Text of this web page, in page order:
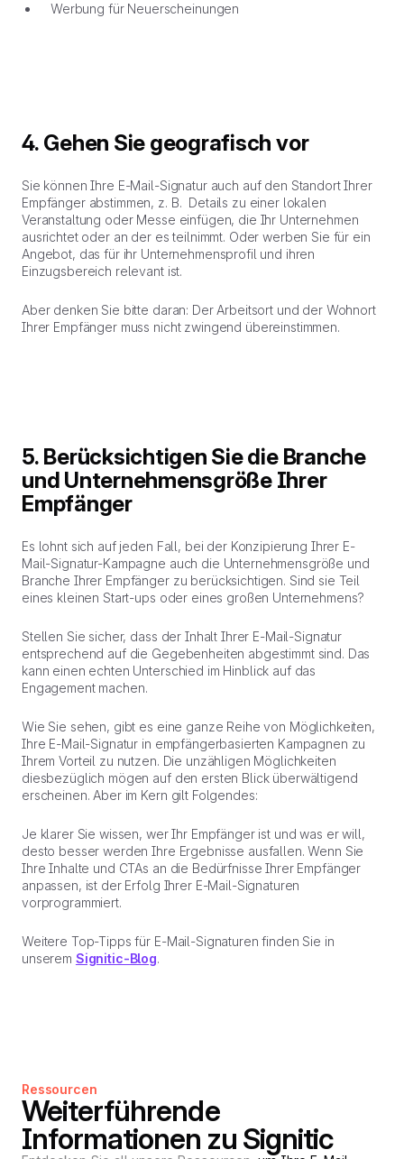
Werbung für Neuerscheinungen
4. Gehen Sie geografisch vor
Sie können Ihre E-Mail-Signatur auch auf den Standort Ihrer
Empfänger abstimmen, z. B. Details zu einer lokalen
Veranstaltung oder Messe einfügen, die Ihr Unternehmen
ausrichtet oder an der es teilnimmt. Oder werben Sie für ein
Angebot, das für ihr Unternehmensprofil und ihren
Einzugsbereich relevant ist.
Aber denken Sie bitte daran: Der Arbeitsort und der Wohnort
Ihrer Empfänger muss nicht zwingend übereinstimmen.
5. Berücksichtigen Sie die Branche
und Unternehmensgröße Ihrer
Empfänger
Es lohnt sich auf jeden Fall, bei der Konzipierung Ihrer E-
Mail-Signatur-Kampagne auch die Unternehmensgröße und
Branche Ihrer Empfänger zu berücksichtigen. Sind sie Teil
eines kleinen Start-ups oder eines großen Unternehmens?
Stellen Sie sicher, dass der Inhalt Ihrer E-Mail-Signatur
entsprechend auf die Gegebenheiten abgestimmt sind. Das
kann einen echten Unterschied im Hinblick auf das
Engagement machen.
Wie Sie sehen, gibt es eine ganze Reihe von Möglichkeiten,
Ihre E-Mail-Signatur in empfängerbasierten Kampagnen zu
Ihrem Vorteil zu nutzen. Die unzähligen Möglichkeiten
diesbezüglich mögen auf den ersten Blick überwältigend
erscheinen. Aber im Kern gilt Folgendes:
Je klarer Sie wissen, wer Ihr Empfänger ist und was er will,
desto besser werden Ihre Ergebnisse ausfallen. Wenn Sie
Ihre Inhalte und CTAs an die Bedürfnisse Ihrer Empfänger
anpassen, ist der Erfolg Ihrer E-Mail-Signaturen
vorprogrammiert.
Weitere Top-Tipps für E-Mail-Signaturen finden Sie in
unserem Signitic-Blog.
Ressourcen
Weiterführende
Informationen zu Signitic